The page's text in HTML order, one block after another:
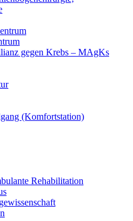
gegen Krebs – MAgKs
(Komfortstation)
Rehabilitation